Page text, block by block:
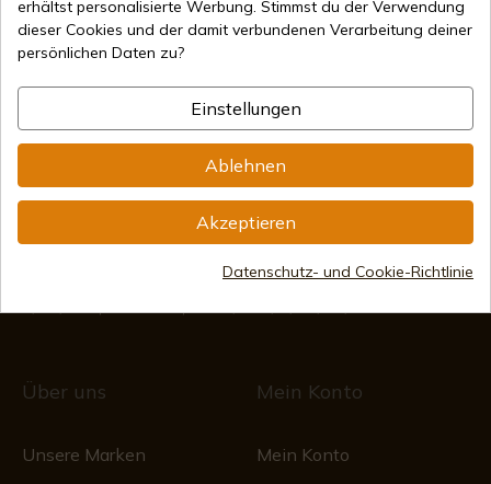
Information
Montag bis Freitag von 09:00 bis 15:00 Uhr
(Außer an Feiertagen)
1/28/578, Folio 242, 2003/670/N/07/08/2003
Über uns
Unsere Marken
Mein Konto
Mein Konto
erhältst personalisierte Werbung. Stimmst du der Verwendung
dieser Cookies und der damit verbundenen Verarbeitung deiner
persönlichen Daten zu?
Einstellungen
Ablehnen
Akzeptieren
Datenschutz- und Cookie-Richtlinie